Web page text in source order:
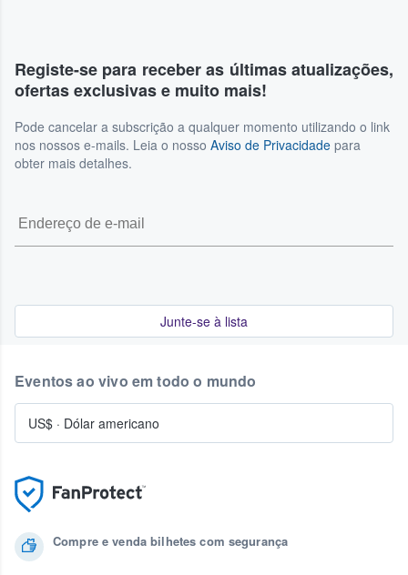
Registe-se para receber as últimas atualizações,
ofertas exclusivas e muito mais!
Pode cancelar a subscrição a qualquer momento utilizando o link
nos nossos e-mails. Leia o nosso Aviso de Privacidade para
obter mais detalhes.
Junte-se à lista
Compre e venda bilhetes com segurança
Eventos ao vivo em todo o mundo
US$ · Dólar americano